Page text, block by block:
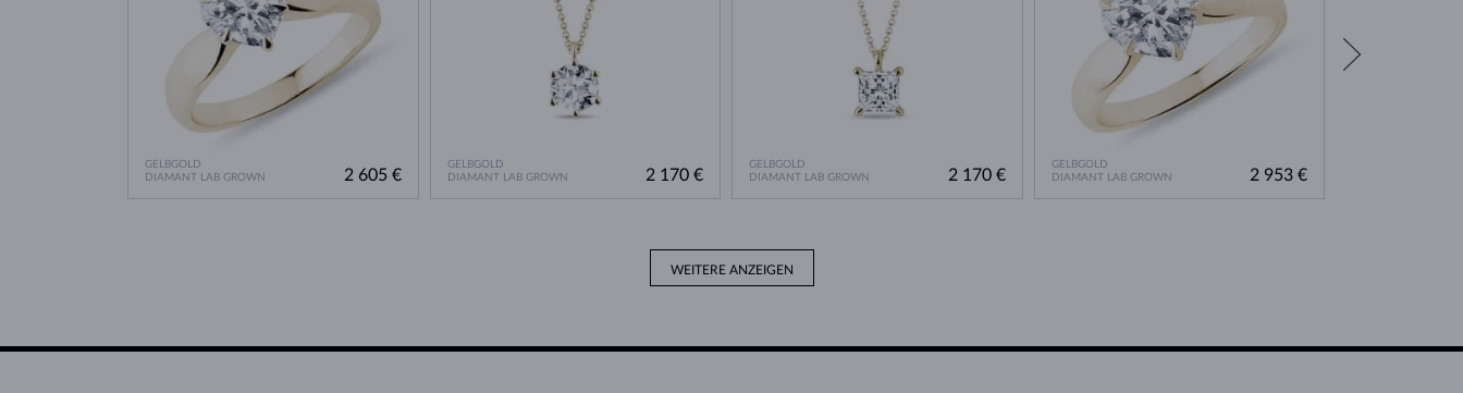
GELBGOLD
DIAMANT LAB GROWN
2 605 €
GELBGOLD
DIAMANT LAB GROWN
2 170 €
GELBGOLD
DIAMANT LAB GROWN
2 170 €
GELBGOLD
DIAMANT LAB GROWN
2 953 €
WEITERE ANZEIGEN